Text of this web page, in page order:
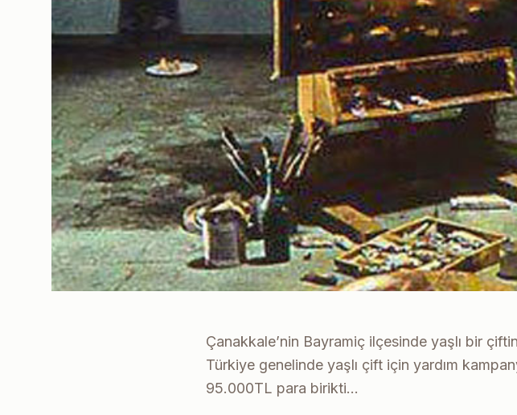
Çanakkale’nin Bayramiç ilçesinde yaşlı bir
Türkiye genelinde yaşlı çift için yardım
95.000TL para birikti…